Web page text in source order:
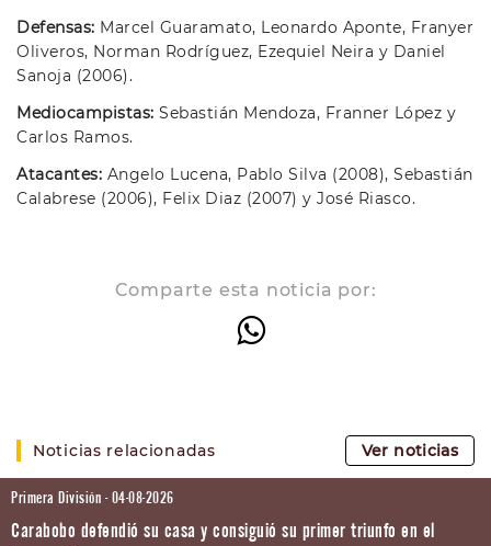
Defensas: Marcel Guaramato, Leonardo Aponte, Franyer
Oliveros, Norman Rodríguez, Ezequiel Neira y Daniel
Sanoja (2006).
Mediocampistas: Sebastián Mendoza, Franner López y
Carlos Ramos.
Atacantes: Angelo Lucena, Pablo Silva (2008), Sebastián
Calabrese (2006), Felix Diaz (2007) y José Riasco.
Comparte esta noticia por:
Noticias relacionadas Ver noticias
Primera División - 04-08-2026
Carabobo defendió su casa y consiguió su primer triunfo en el